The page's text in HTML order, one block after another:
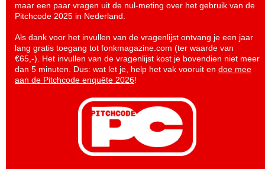
maar een paar vragen uit de nul-meting over het gebruik van de
Pitchcode 2025 in Nederland.
Als dank voor het invullen van de vragenlijst ontvang je een jaar
lang gratis toegang tot fonkmagazine.com (ter waarde van
€65,-). Het invullen van de vragenlijst kost je bovendien niet meer
dan 5 minuten. Dus: wat let je, help het vak vooruit en doe mee
aan de Pitchcode enquête 2026!